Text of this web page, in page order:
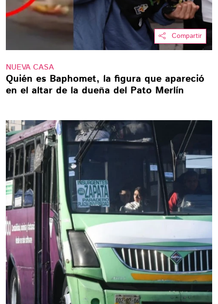
Compartir
NUEVA CASA
Quién es Baphomet, la figura que apareció
en el altar de la dueña del Pato Merlín